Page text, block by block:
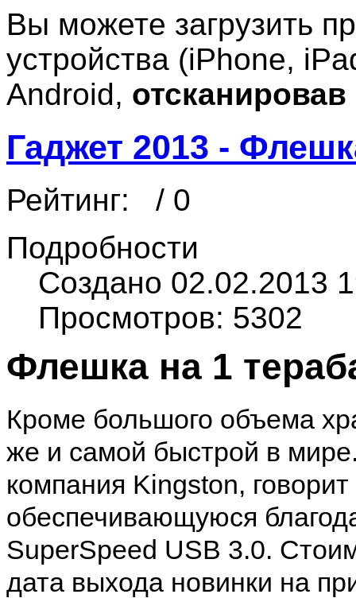
Вы можете загрузить
устройства (iPhone,
Android, отсканировав
Гаджет 2013 -
Рейтинг:
/ 0
Подробности
Создано 02.02.2013
Просмотров: 5302
Флешка на 1
Кроме большого объема
же и самой быстрой в
компания Kingston,
обеспечивающуюся
SuperSpeed USB 3.0.
дата выхода новинки на